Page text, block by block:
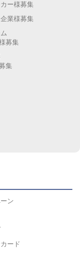
ー様募集
業様募集
募集
集
ン
ード